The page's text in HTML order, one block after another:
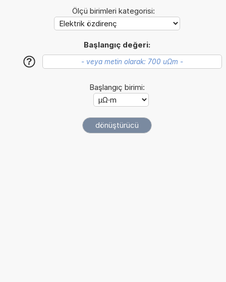
Ölçü birimleri kategorisi:
Başlangıç değeri:
?
Başlangıç birimi: